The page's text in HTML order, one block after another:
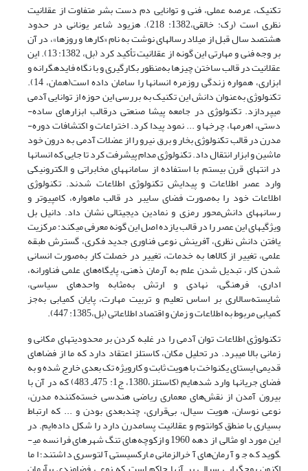
تکنیک، عرصه­ عملی، فنی و توانایی دم دست بشر متفاوت از عقلانیت
نظری است (رک: خالقی،1382: 218). هزیود شاعر یونانی در حدود
هشتصد سال قبل از میلاد رساله­ای نوشت به نام «کارها و روزها»، در آن
بر وجه فنی و مهارتی این گونه از عقلانیت تأکید کرد (بل، 1382: 13). این
عقلانیت در قالب ساختن چیز‏ها به‌منظور بکارگیری و با نگاه فایده­گرانه و
ابزاری، همواره زندگی روزمره­ انسان‏ها را سامان داده است(همان، 14).
تکنولوژی به‌عنوان دانش این تکنیک به بررسی این حوزه از توانایی آدمی
‏می‏پردازد. تکنولوژی در جامعه­ پیشا صنعتی درقالب ابزارهای ساده­
دستی، اهرم‏ها، چرخ‏ها و ... نمود پیدا کرد. اختراعات و اکتشافات دوره­
مدرن در قالب تکنولوژی بخار و برق نیرو را از عضلات آدمی به درون خود
ماشین و ابزار انتقال داد. تکنولوژی مدام پیشرفت کرد تا جایی که انسان‏ها
در انتهای قرن بیستم با استفاده از سامانه‏های مخابراتی و الکترونیکی
وارد عصر اطلاعات و پیدایش تکنولوژی اطلاعات شدند. تکنولوژی
اطلاعات خود را به‌صورت فضای سایبر در قالب ماهواره، کامپیوتر و
رسانه‏های دانش‌محور رمزی و نمادین دیجیتالی نشان داد. دانیل بل
ویژگی‏های این عصر را در قالب یازده اصل این گونه معرفی می‏کند: مرکزیت
یافتن دانش نظری، آفرینش نوعی فناوری جدید فکری، گسترش طبقه‌
علمی، تغییر از کالا‌ها به خدمات، تغییر در خصلت کار به‌صورت انسانی
شدن کار، تبدیل شدن علم به آرمان ذهنی، پایگاه‌های علمی فناورانه،
اداری، فرهنگی، نهادی و ارتش به‌مثابه واحدهای سیاسی،
شایسته‌سالاری بر اساس تعلیم و تربیت مهارت، پایان کمیابی به‌جز
کمیابی مربوط به اطلاعات و زمان و اقتصاد اطلاعاتی (بل،1385: 447).
تکنولوژی اطلاعات توان آدمی را در غلبه کردن بر محدودیت‏های مکانی و
زمانی بالا می‏برد. در تحلیل مکان، کاستلز اعتقاد دارد که ما از فضاهای
قدیمی ایستای یکنواخت با هویت ثابت و کارویژه‌ تک بعدی خارج شده و به
فضای جریان­ها وارد شده­ایم (کاستلز،1380، ج1: 475ـ 483) که در آن با
بیرون آمدن از نقش‌های معماری ریاضی هندسی خسته‌کننده مدرن،
نوعی نوسان، هویت سیال، بی‌قراری، چندبعدی بودن و ... که ارتباط
بسیاری با منطق کوانتوم و عقلانیت پسامدرن دارد را شکل داده‌ایم. در
این مورد او مثالی از دهه‌ 1960 و ازکوچه‌های تنگ شهرهای فرانسه می­
گوید که جو آرمان‌های آخرالزمانی مارکسیستی آلتوسری داشتند؛ اما